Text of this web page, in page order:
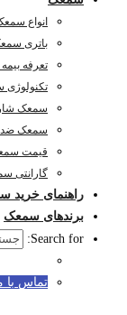
انواع
باتری
تعرفه بیمه
سمعک
سمعک
قیمت
گارانتی
راهنمای خرید
برندهای سمعک
Search for:
تماس با